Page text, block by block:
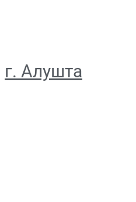
г. Алушта